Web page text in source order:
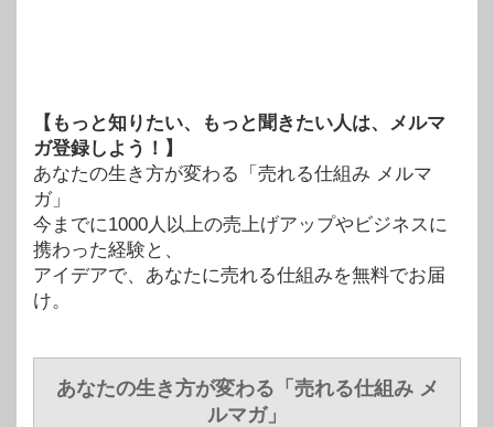
【もっと知りたい、もっと聞きたい人は、メルマ
ガ登録しよう！】
あなたの生き方が変わる「売れる仕組み メルマ
ガ」
今までに1000人以上の売上げアップやビジネスに
携わった経験と、
アイデアで、あなたに売れる仕組みを無料でお届
け。
あなたの生き方が変わる「売れる仕組み メ
ルマガ」